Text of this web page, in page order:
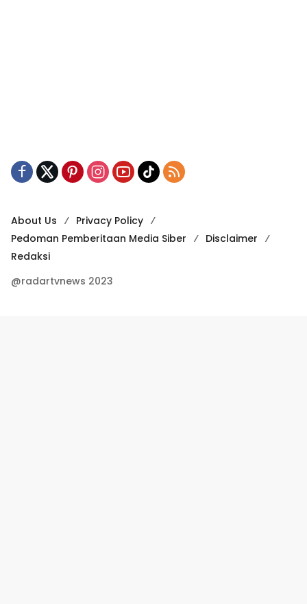
About Us
Privacy Policy
Pedoman Pemberitaan Media Siber
Disclaimer
Redaksi
@radartvnews 2023